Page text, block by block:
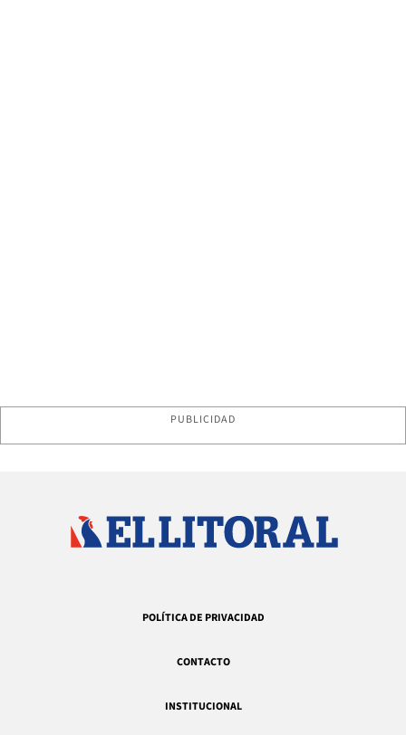
PUBLICIDAD
POLÍTICA DE PRIVACIDAD
CONTACTO
INSTITUCIONAL